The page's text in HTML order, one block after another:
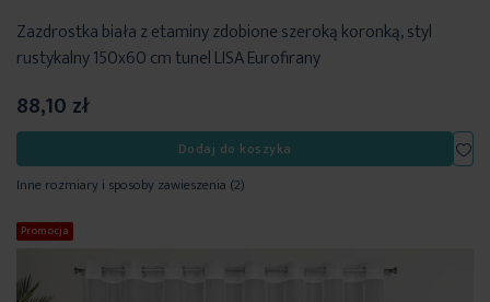
Zazdrostka biała z etaminy zdobione szeroką koronką, styl
rustykalny 150x60 cm tunel LISA Eurofirany
88,10 zł
Dodaj do koszyka
Inne rozmiary i sposoby zawieszenia (2)
Promocja